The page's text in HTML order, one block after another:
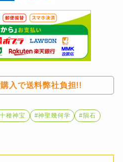
入で送料弊社負担!!
種神宝 #神聖幾何学
#隕石